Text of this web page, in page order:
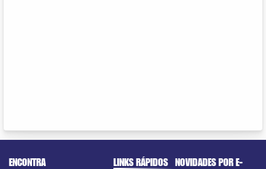
ENCONTRA
LINKS RÁPIDOS NOVIDADES POR E-